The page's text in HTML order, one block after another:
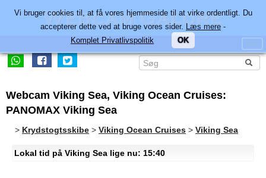
Webcam Viking Sea, Viking Ocean Cruises:
PANOMAX Viking Sea
> Krydstogtsskibe > Viking Ocean Cruises > Viking Sea
Lokal tid på Viking Sea lige nu: 15:40
Vi bruger cookies til, at få vores hjemmeside til at virke ordentligt. Du
accepterer dette ved at bruge vores sider. Læs mere -
Komplet Privatlivspolitik
OK